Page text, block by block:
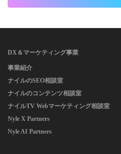
DX＆マーケティング事業
事業紹介
ナイルのSEO相談室
ナイルのコンテンツ相談室
ナイルTV Webマーケティング相談室
Nyle X Partners
Nyle AI Partners